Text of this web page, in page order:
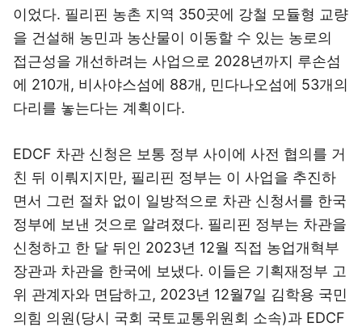
이었다. 필리핀 농촌 지역 350곳에 강철 모듈형 교량
을 건설해 농민과 농산물이 이동할 수 있는 농로의
접근성을 개선하려는 사업으로 2028년까지 루손섬
에 210개, 비사야스섬에 88개, 민다나오섬에 53개의
다리를 놓는다는 계획이다.
EDCF 차관 신청은 보통 정부 사이에 사전 협의를 거
친 뒤 이뤄지지만, 필리핀 정부는 이 사업을 추진하
면서 그런 절차 없이 일방적으로 차관 신청서를 한국
정부에 보낸 것으로 알려졌다. 필리핀 정부는 차관을
신청하고 한 달 뒤인 2023년 12월 직접 농업개혁부
장관과 차관을 한국에 보냈다. 이들은 기획재정부 고
위 관계자와 면담하고, 2023년 12월7일 김학용 국민
의힘 의원(당시 국회 국토교통위원회 소속)과 EDCF